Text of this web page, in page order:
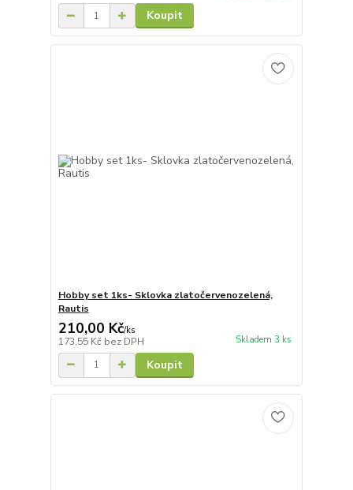
Koupit
Hobby set 1ks- Sklovka zlatočervenozelená,
Rautis
210,00 Kč/ks
173,55 Kč bez DPH Skladem 3 ks
Koupit